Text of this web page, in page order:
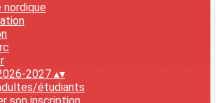
nordique
2027 ▴▾
étudiants